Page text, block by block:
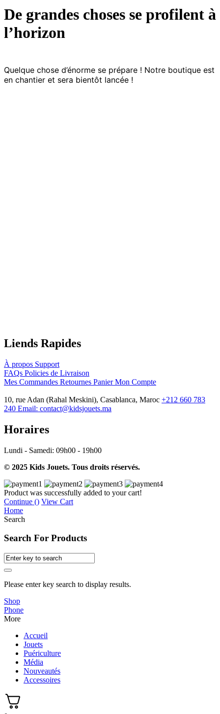
De grandes choses se profilent à
l’horizon
Quelque chose d’énorme se prépare ! Notre boutique est
en chantier et sera bientôt lancée !
Liends Rapides
À propos Support
FAQs Policies de Livraison
Mes Commandes Retournes Panier Mon Compte
10, rue Adan (Rahal Meskini), Casablanca, Maroc +212 660 783
240 Email: contact@kidsjouets.ma
Horaires
Lundi - Samedi: 09h00 - 19h00
© 2025 Kids Jouets. Tous droits réservés.
Product was successfully added to your cart!
Continue () View Cart
Home
Search
Search For Products
Please enter key search to display results.
Shop
Phone
More
Accueil
Jouets
Puériculture
Média
Nouveautés
Accessoires